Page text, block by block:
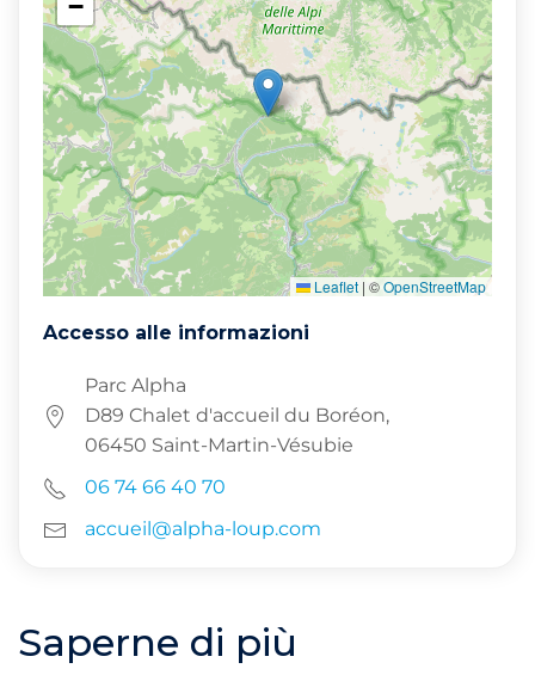
−
Leaflet | ©OpenStreetMap
Accesso alle informazioni
Parc Alpha
D89 Chalet d'accueil du Boréon,
06450 Saint-Martin-Vésubie
06 74 66 40 70
accueil@alpha-loup.com
Saperne di più